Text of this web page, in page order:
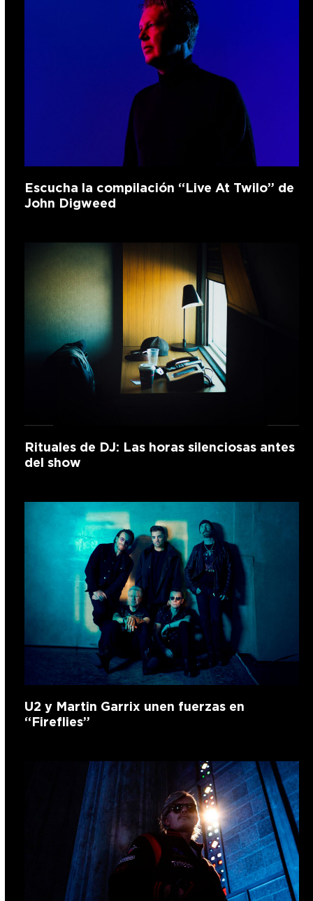
Escucha la compilación “Live At Twilo” de
John Digweed
Rituales de DJ: Las horas silenciosas antes
del show
U2 y Martin Garrix unen fuerzas en
“Fireflies”